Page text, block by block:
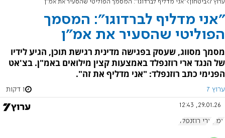
ערוץ 7 ביטחון "אני מדליף לברדוגו": המסמך הפוליטי שהסעיר את אמ"ן
"אני מדליף לברדוגו": המסמך
הפוליטי שהסעיר את אמ"ן
מסמך מסווג, שעסק בפגישה מדינית רגישת תוכן, הגיע לידיו
של הנגד ארי רוזנפלד באמצעות קצין מילואים באמ"ן. בצ'אט
הפנימי כתב רוזנפלד: "אני מדליף את זה".
ערוץ 7 1 דקות
29.01.26, 12:43
אמ"ן ארי רוזנפלד